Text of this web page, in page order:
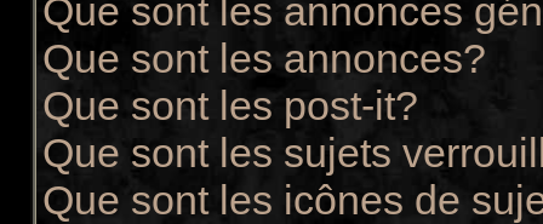
Que sont les annonces
Que sont les annonces?
Que sont les post-it?
Que sont les sujets
Que sont les icônes de